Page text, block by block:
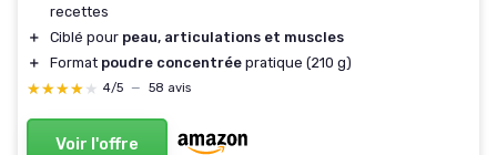
recettes
＋
Ciblé pour peau, articulations et muscles
＋
Format poudre concentrée pratique (210 g)
★★★★★
★★★★★ 4/5 — 58 avis
Voir l'offre